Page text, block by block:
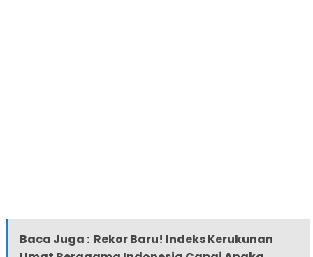
Baca Juga : Rekor Baru! Indeks Kerukunan